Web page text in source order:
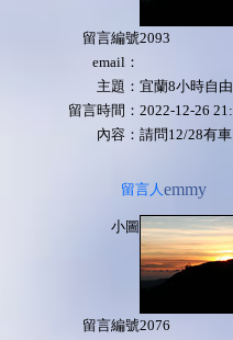
留言編號2093
email：
主題： 宜蘭8小時自
留言時間： 2022-12-26
內容： 請問12/28有
留言人emmy
小圖
留言編號2076